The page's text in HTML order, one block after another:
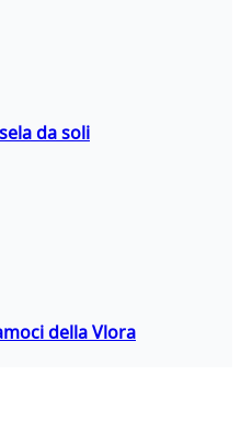
da soli
della Vlora